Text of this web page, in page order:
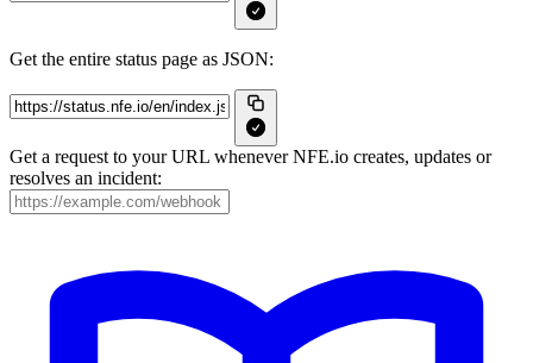
Get the entire status page as JSON:
Get a request to your URL whenever NFE.io creates, updates or
resolves an incident: